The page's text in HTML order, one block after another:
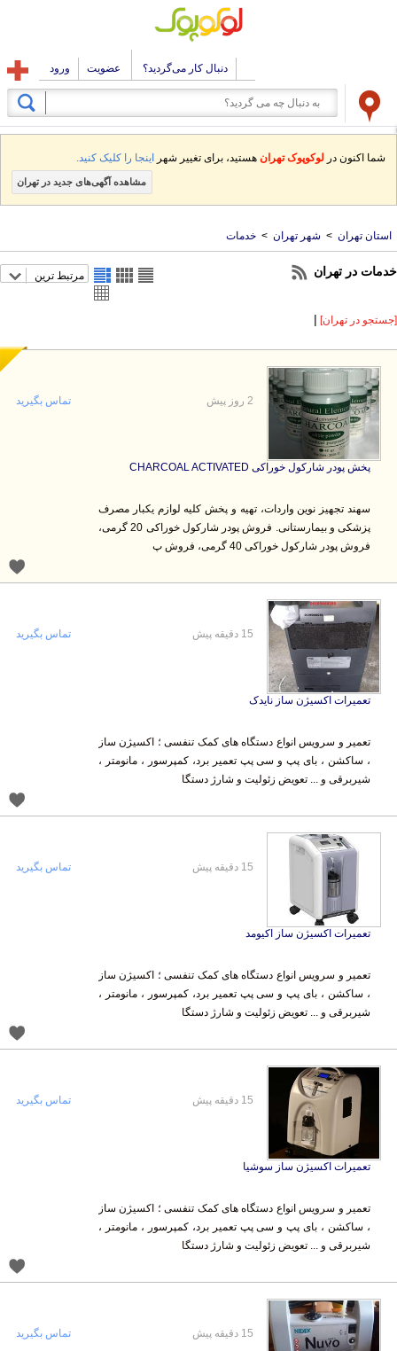
دنبال کار می‌گردید؟ عضویت ورود
شما اکنون در لوکوپوک تهرانهستید، برای تغییر شهر اینجا را کلیک کنید.
مشاهده آگهی‌های جدید در تهران
استان تهران > شهر تهران > خدمات
در تهران مرتبط ترین
در تهران] |
پخش پودر شارکول خوراکی CHARCOAL ACTIVATED
سهند تجهیز نوین واردات، تهیه و پخش کلیه لوازم یکبار مصرف
پزشکی و بیمارستانی. فروش پودر شارکول خوراکی 20 گرمی،
فروش پودر شارکول خوراکی 40 گرمی، فروش پ
تماس بگیرید
تعمیرات اکسیژن ساز نایدک
تعمیر و سرویس انواع دستگاه های کمک تنفسی ؛ اکسیژن ساز
، ساکشن ، بای پپ و سی پپ تعمیر برد، کمپرسور ، مانومتر ،
شیربرقی و ... تعویض زئولیت و شارژ دستگا
15 دقیقه پیش تماس بگیرید
تعمیرات اکسیژن ساز اکیومد
تعمیر و سرویس انواع دستگاه های کمک تنفسی ؛ اکسیژن ساز
، ساکشن ، بای پپ و سی پپ تعمیر برد، کمپرسور ، مانومتر ،
شیربرقی و ... تعویض زئولیت و شارژ دستگا
15 دقیقه پیش تماس بگیرید
تعمیرات اکسیژن ساز سوشیا
تعمیر و سرویس انواع دستگاه های کمک تنفسی ؛ اکسیژن ساز
، ساکشن ، بای پپ و سی پپ تعمیر برد، کمپرسور ، مانومتر ،
شیربرقی و ... تعویض زئولیت و شارژ دستگا
15 دقیقه پیش تماس بگیرید
15 دقیقه پیش تماس بگیرید